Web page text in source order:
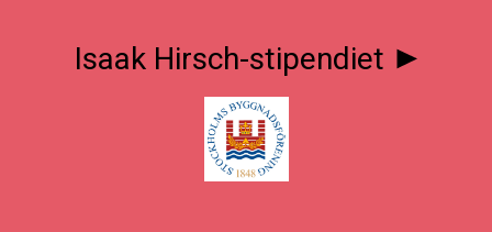
Isaak Hirsch-stipendiet